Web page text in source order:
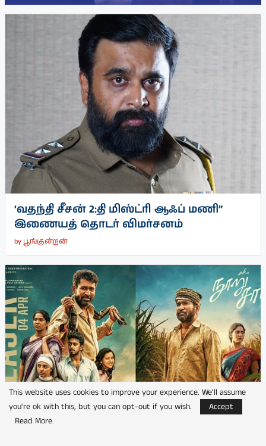
‘வதந்தி சீசன் 2:தி மிஸ்ட்ரி ஆஃப் மணி”
இணையத் தொடர் விமர்சனம்
by பூங்குன்றன்
This website uses cookies to improve your experience. We'll assume
you're ok with this, but you can opt-out if you wish.
Accept
Read More